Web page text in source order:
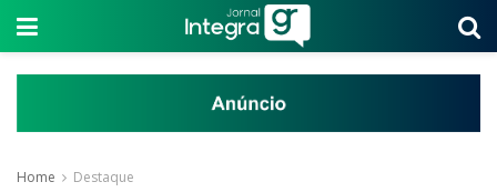
Home Destaque